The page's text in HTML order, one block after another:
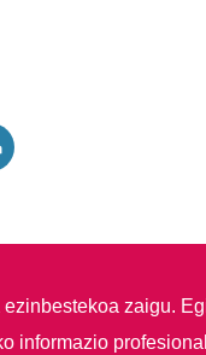
zaigu.
informazio